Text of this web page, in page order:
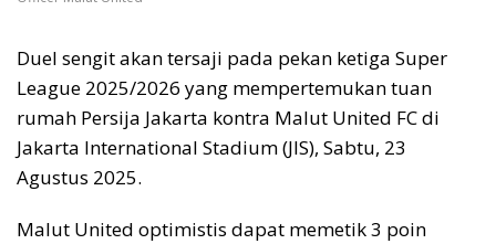
Duel sengit akan tersaji pada pekan ketiga Super
League 2025/2026 yang mempertemukan tuan
rumah Persija Jakarta kontra Malut United FC di
Jakarta International Stadium (JIS), Sabtu, 23
Agustus 2025.
Malut United optimistis dapat memetik 3 poin